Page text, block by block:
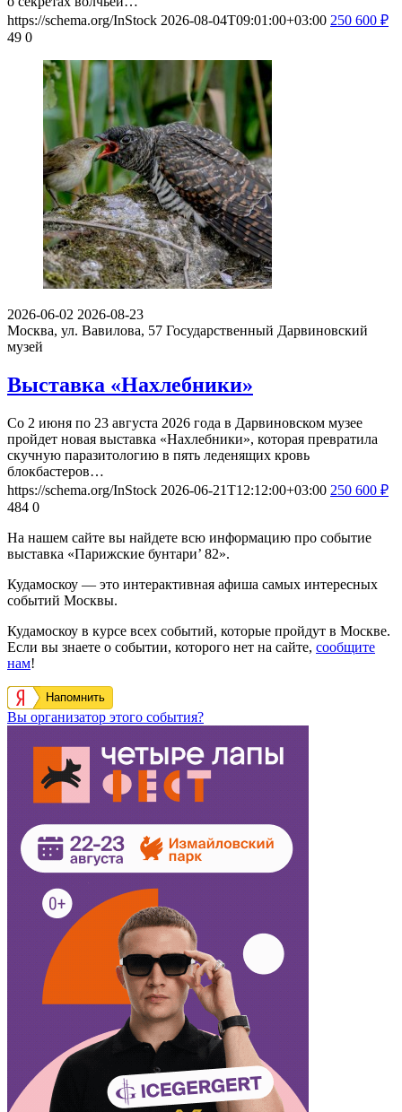
https://schema.org/InStock 2026-08-04T09:01:00+03:00 250 600 ₽
49 0
2026-06-02 2026-08-23
Москва, ул. Вавилова, 57 Государственный Дарвиновский
музей
Выставка «Нахлебники»
Со 2 июня по 23 августа 2026 года в Дарвиновском музее
пройдет новая выставка «Нахлебники», которая превратила
скучную паразитологию в пять леденящих кровь
блокбастеров…
https://schema.org/InStock 2026-06-21T12:12:00+03:00 250 600 ₽
484 0
На нашем сайте вы найдете всю информацию про событие
выставка «Парижские бунтари’ 82».
Кудамоскоу — это интерактивная афиша самых интересных
событий Москвы.
Кудамоскоу в курсе всех событий, которые пройдут в Москве.
Если вы знаете о событии, которого нет на сайте, сообщите
нам!
Напомнить
Вы организатор этого события?